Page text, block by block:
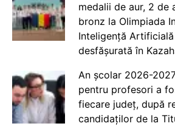
medalii de aur, 2 de
bronz la Olimpiada
Inteligență Artificială
desfășurată în
An școlar 2026-
pentru profesori a
fiecare județ, după
candidaților de la